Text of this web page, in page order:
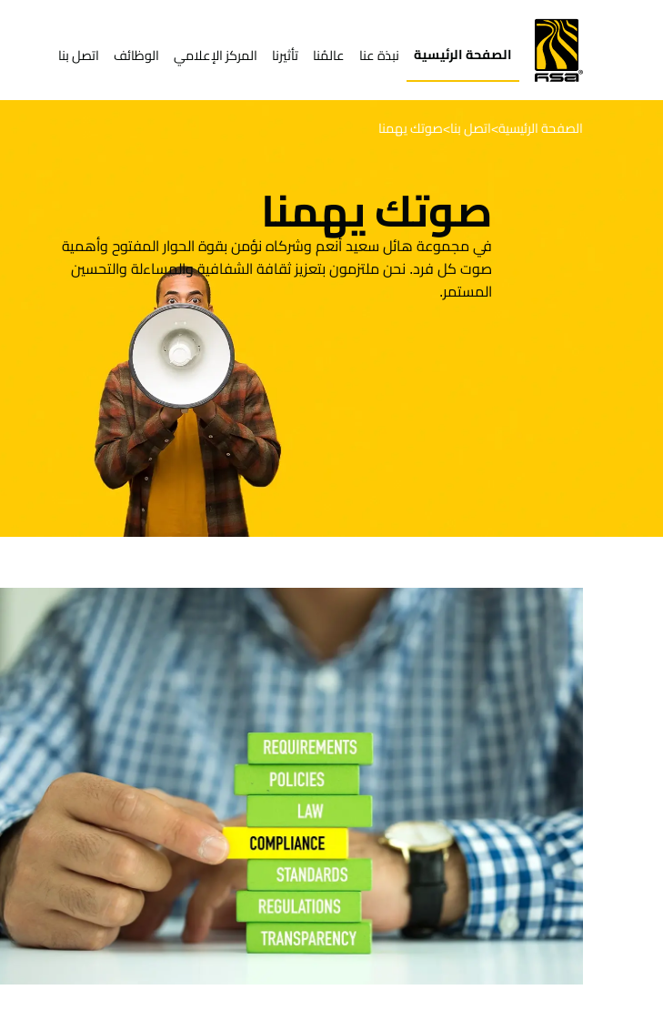
الصفحة الرئيسية نبذة عنا عالمُنا تأثيرنا المركز الإعلامي الوظائف اتصل بنا
الصفحة الرئيسية>اتصل بنا>صوتك يهمنا
صوتك يهمنا
في مجموعة هائل سعيد أنعم وشركاه نؤمن بقوة الحوار المفتوح وأهمية
صوت كل فرد. نحن ملتزمون بتعزيز ثقافة الشفافية والمساءلة والتحسين
المستمر.